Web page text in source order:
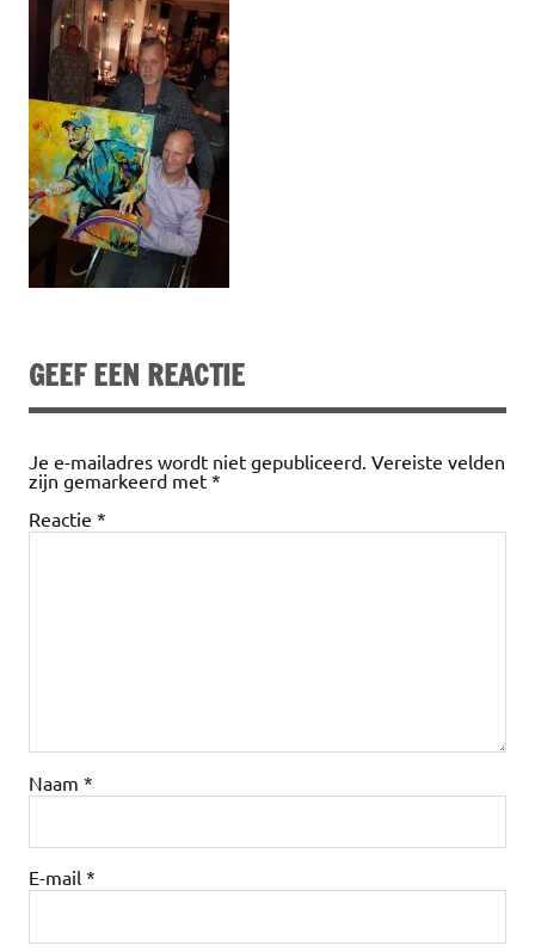
GEEF EEN REACTIE
Je e-mailadres wordt niet gepubliceerd. Vereiste velden
zijn gemarkeerd met *
Reactie *
Naam *
E-mail *